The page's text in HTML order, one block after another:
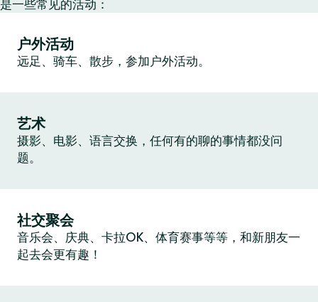
是一些常见的活动：
户外活动
远足、骑车、散步，参加户外活动。
艺术
摄影、电影、语言交换，任何有的聊的事情都没问
题。
社交聚会
音乐会、庆典、卡拉OK、体育赛事等等，和新朋友一
起去会更有趣！